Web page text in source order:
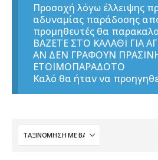
Προσοχή λόγω έλλειψης
αδυναμίας παράδοσης
προμηθευτές θα
ΒΑΖΕΤΕ ΣΤΟ ΚΑΛΑΘΙ ΓΙΑ
ΑΝ ΔΕΝ ΓΡΑΦΟΥΝ
ΕΤΟΙΜΟΠΑΡΑΔΟΤΟ
Καλό θα ήταν να